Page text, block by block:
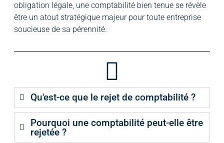
obligation légale, une comptabilité bien tenue se révèle
être un atout stratégique majeur pour toute entreprise
soucieuse de sa pérennité.
Qu'est-ce que le rejet de comptabilité ?
Pourquoi une comptabilité peut-elle être
rejetée ?